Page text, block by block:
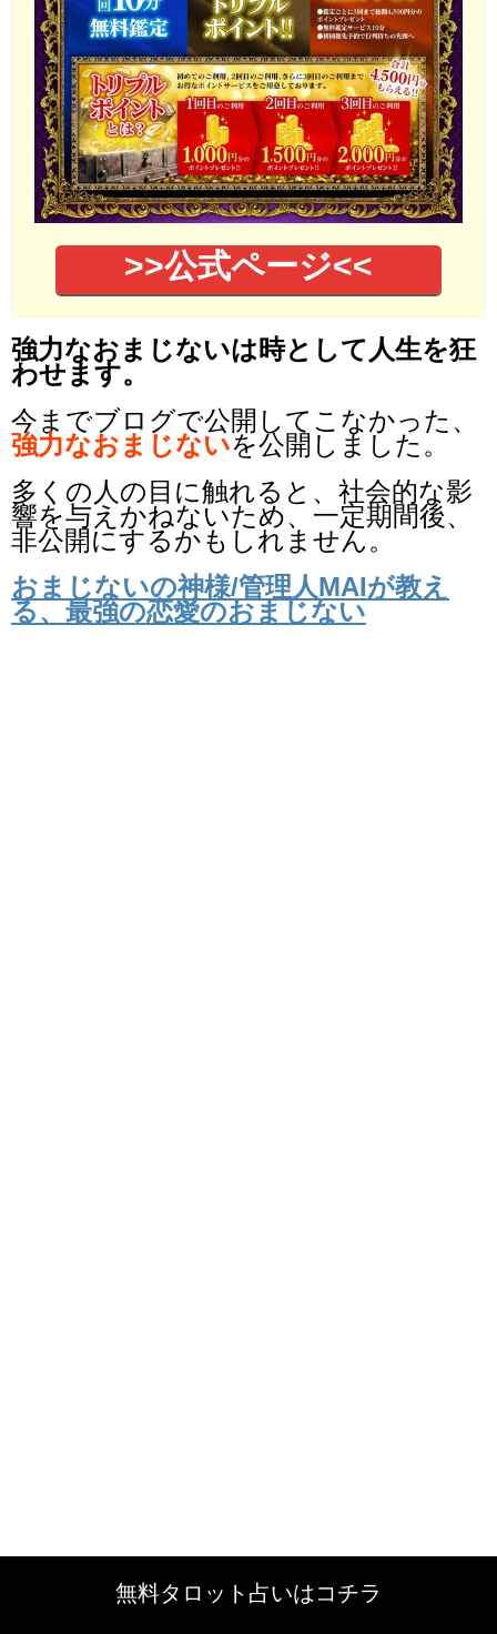
>>公式ページ<<
強力なおまじないは時として人生を狂
わせます。
今までブログで公開してこなかった、
強力なおまじないを公開しました。
多くの人の目に触れると、社会的な影
響を与えかねないため、一定期間後、
非公開にするかもしれません。
おまじないの神様/管理人MAIが教え
る、最強の恋愛のおまじない
無料タロット占いはコチラ
無料タロット占いはコチラ